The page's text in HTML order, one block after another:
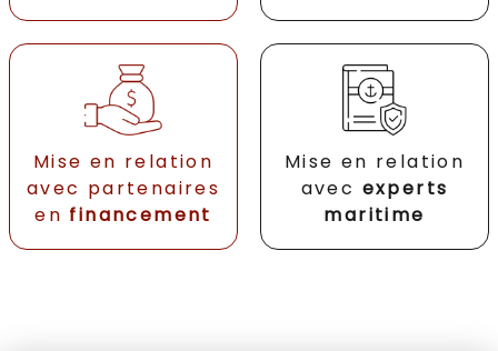
Mise en relation
avec partenaires
en financement
Mise en relation
avec experts
maritime